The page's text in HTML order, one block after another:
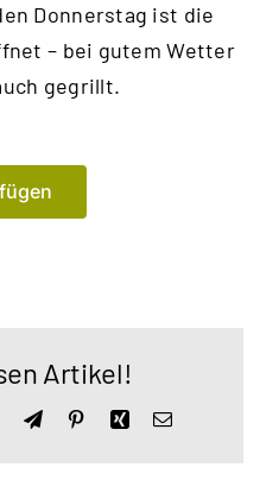
Donnerstag ist die
– bei gutem Wetter
gegrillt.
Artikel!
WhatsApp
TelegramPinterestXingE-